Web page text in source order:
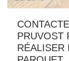
PRUVOST
RÉALISER